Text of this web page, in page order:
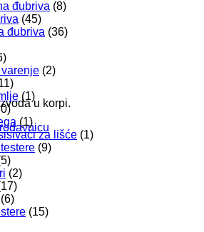
u korpi.
đubriva (8)
(45)
đubriva (36)
(2)
(1)
(1)
za lišće (1)
(9)
(2)
(6)
(15)